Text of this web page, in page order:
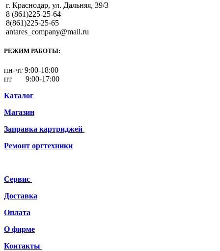
г. Краснодар, ул. Дальняя, 39/3
8 (861)225-25-64
8(861)225-25-65
antares_company@mail.ru
РЕЖИМ РАБОТЫ:
пн-чт 9:00-18:00
пт 9:00-17:00
Каталог
Магазин
Заправка картриджей
Ремонт оргтехники
Сервис
Доставка
Оплата
О фирме
Контакты